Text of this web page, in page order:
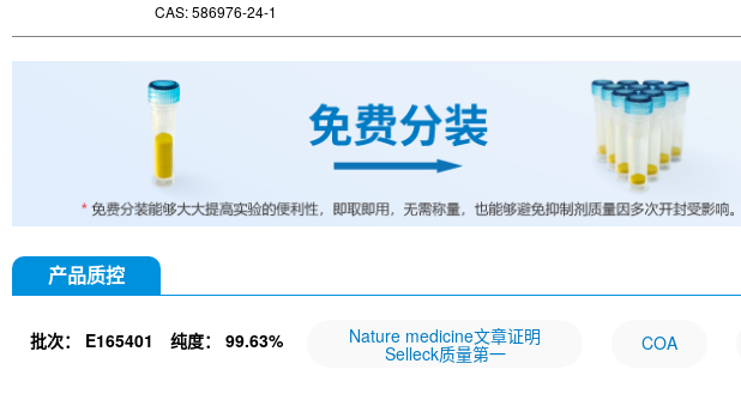
CAS: 586976-24-1
产品质控
批次： E165401 纯度： 99.63% Nature medicine文章证明
Selleck质量第一 COA